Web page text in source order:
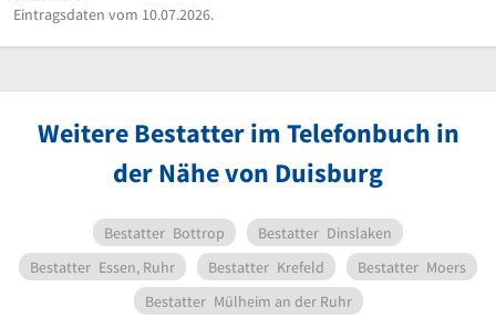
Eintragsdaten vom 10.07.2026.
Weitere Bestatter im Telefonbuch in
der Nähe von Duisburg
Bestatter Bottrop Bestatter Dinslaken
Bestatter Essen, Ruhr Bestatter Krefeld Bestatter Moers
Bestatter Mülheim an der Ruhr